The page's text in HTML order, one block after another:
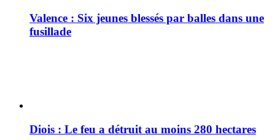
Valence : Six jeunes blessés par balles dans une
fusillade
Diois : Le feu a détruit au moins 280 hectares